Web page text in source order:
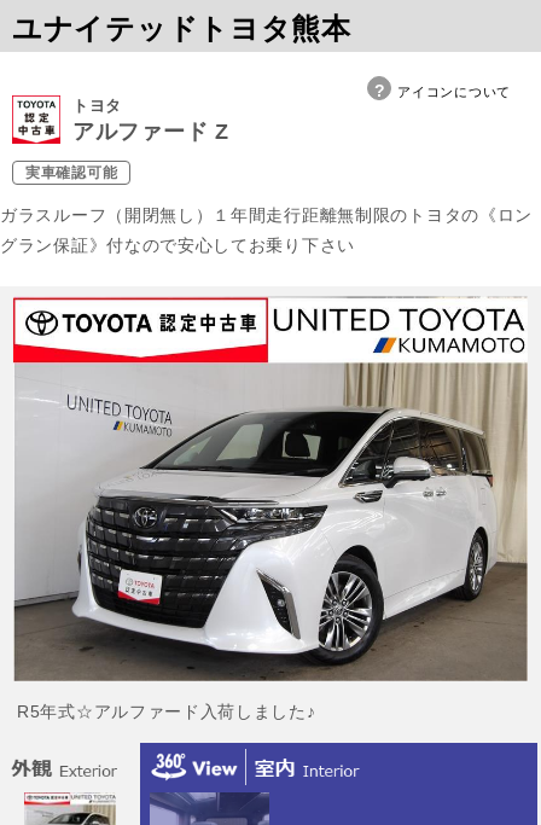
ユナイテッドトヨタ熊本
アイコンについて
トヨタ
アルファード Z
実車確認可能
ガラスルーフ（開閉無し）１年間走行距離無制限のトヨタの《ロン
グラン保証》付なので安心してお乗り下さい
R5年式☆アルファード入荷しました♪